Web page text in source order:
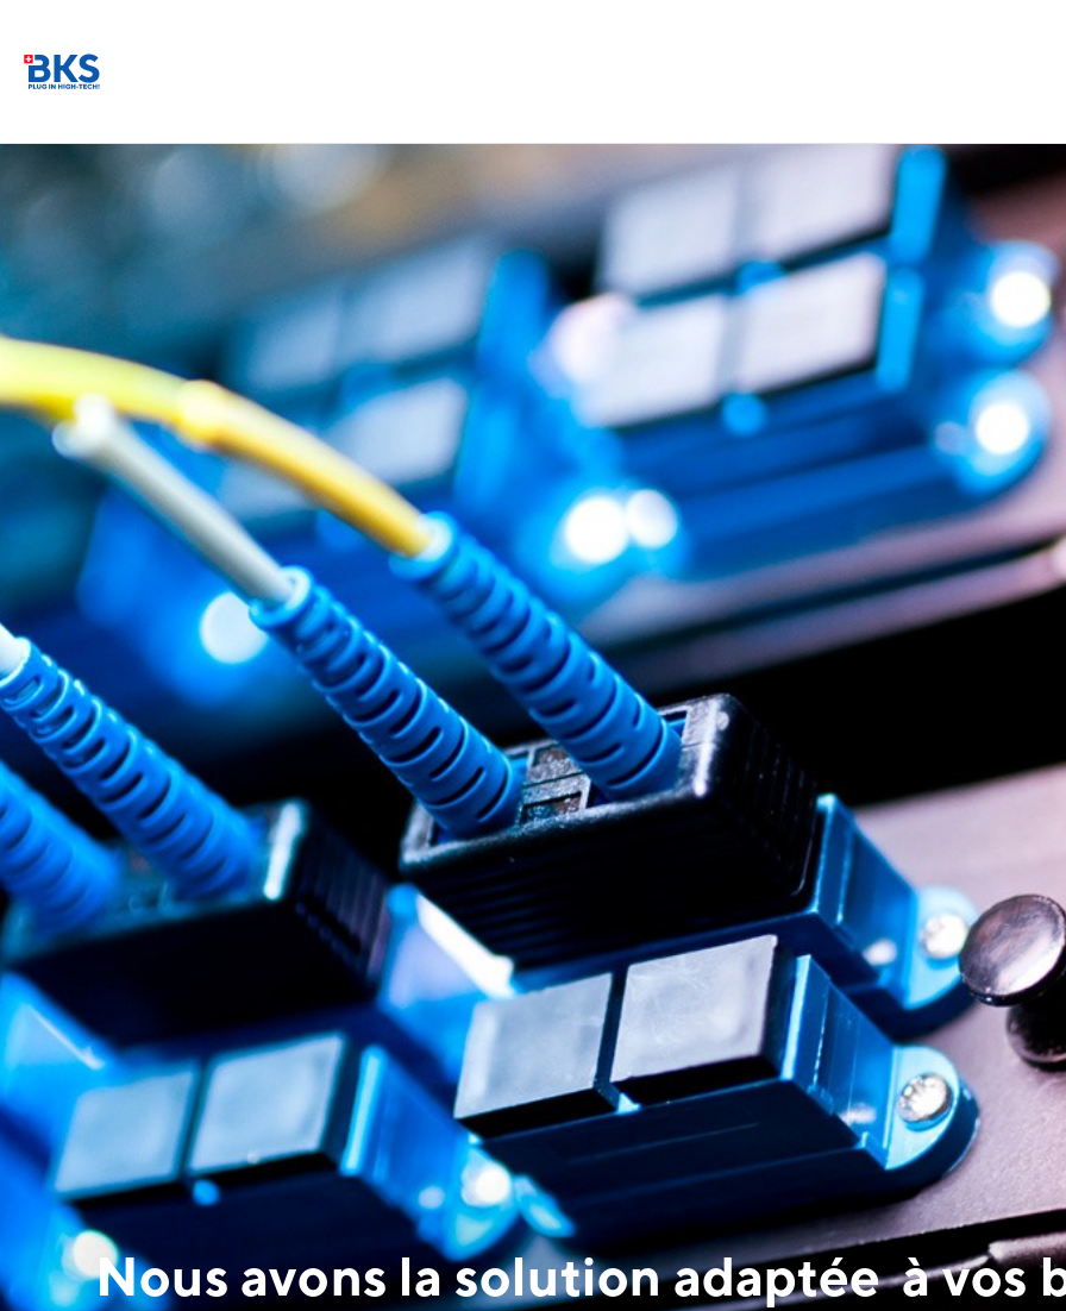
Nous avons la solution adaptée à vos